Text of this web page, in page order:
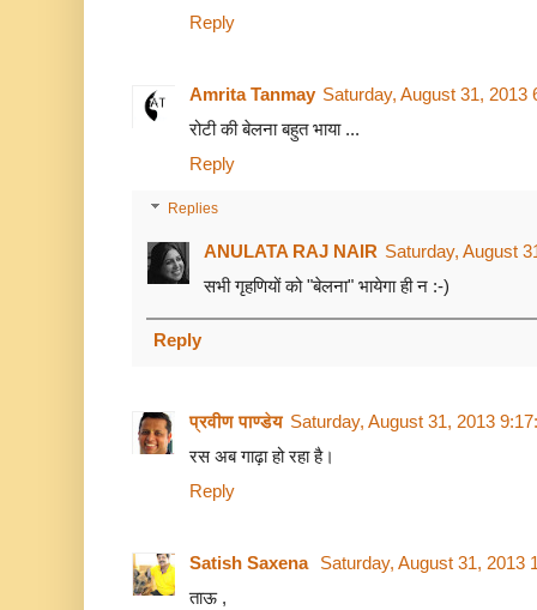
Reply
Amrita Tanmay Saturday, August 31, 2013
रोटी की बेलना बहुत भाया ...
Reply
Replies
ANULATA RAJ NAIR Saturday, August
सभी गृहणियों को "बेलना" भायेगा ही न :-)
Reply
प्रवीण पाण्डेय Saturday, August 31, 2013
रस अब गाढ़ा हो रहा है।
Reply
Satish Saxena Saturday, August 31, 2013
ताऊ ,